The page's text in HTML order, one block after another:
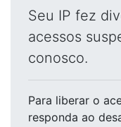
Seu IP fez
acessos
conosco.
Para liberar o
responda ao